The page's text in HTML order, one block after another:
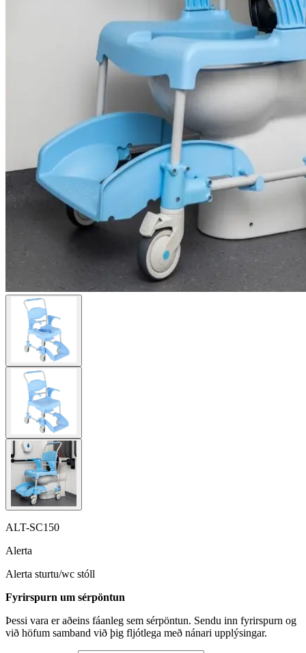
ALT-SC150
Alerta
Alerta sturtu/wc stóll
Fyrirspurn um sérpöntun
Þessi vara er aðeins fáanleg sem sérpöntun. Sendu inn fyrirspurn og
við höfum samband við þig fljótlega með nánari upplýsingar.